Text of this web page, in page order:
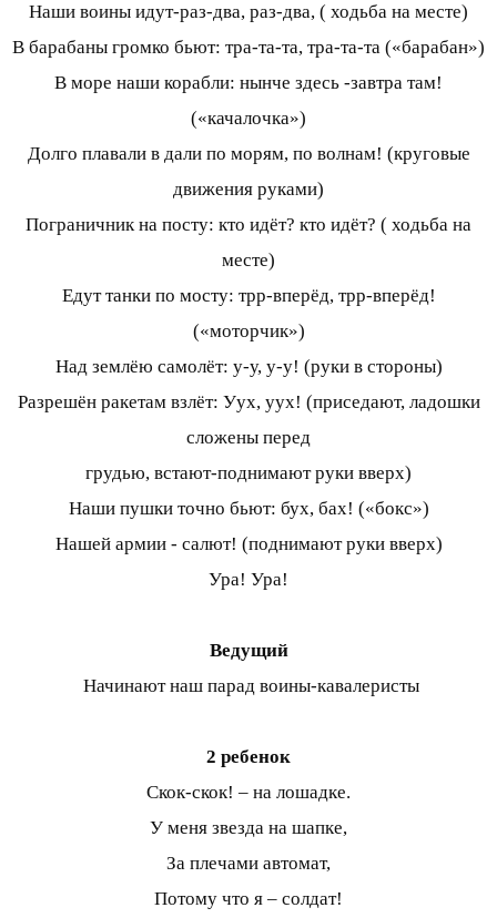
Наши воины идут-раз-два, раз-два, ( ходьба на месте)
В барабаны громко бьют: тра-та-та, тра-та-та («барабан»)
В море наши корабли: нынче здесь -завтра там!
(«качалочка»)
Долго плавали в дали по морям, по волнам! (круговые
движения руками)
Пограничник на посту: кто идёт? кто идёт? ( ходьба на
месте)
Едут танки по мосту: трр-вперёд, трр-вперёд!
(«моторчик»)
Над землёю самолёт: у-у, у-у! (руки в стороны)
Разрешён ракетам взлёт: Уух, уух! (приседают, ладошки
сложены перед
грудью, встают-поднимают руки вверх)
Наши пушки точно бьют: бух, бах! («бокс»)
Нашей армии - салют! (поднимают руки вверх)
Ура! Ура!
Ведущий
Начинают наш парад воины-кавалеристы
2 ребенок
Скок-скок! – на лошадке.
У меня звезда на шапке,
За плечами автомат,
Потому что я – солдат!